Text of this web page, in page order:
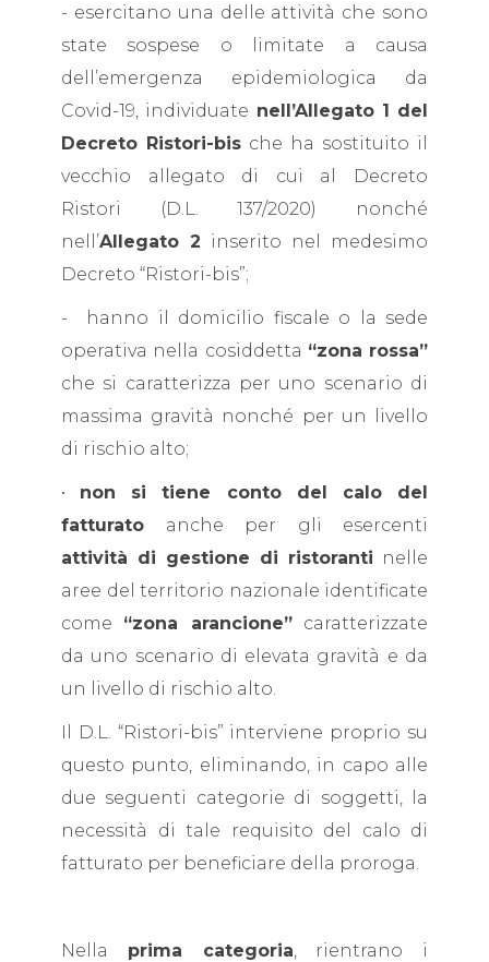
- esercitano una delle attività che sono
state sospese o limitate a causa
dell’emergenza epidemiologica da
Covid-19, individuate nell’Allegato 1 del
Decreto Ristori-bis che ha sostituito il
vecchio allegato di cui al Decreto
Ristori (D.L. 137/2020) nonché
nell’Allegato 2 inserito nel medesimo
Decreto “Ristori-bis”;
- hanno il domicilio fiscale o la sede
operativa nella cosiddetta “zona rossa”
che si caratterizza per uno scenario di
massima gravità nonché per un livello
di rischio alto;
• non si tiene conto del calo del
fatturato anche per gli esercenti
attività di gestione di ristoranti nelle
aree del territorio nazionale identificate
come “zona arancione”caratterizzate
da uno scenario di elevata gravità e da
un livello di rischio alto.
Il D.L. “Ristori-bis” interviene proprio su
questo punto, eliminando, in capo alle
due seguenti categorie di soggetti, la
necessità di tale requisito del calo di
fatturato per beneficiare della proroga.
Nella prima categoria , rientrano i